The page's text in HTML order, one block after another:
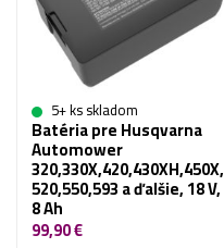
5+ ks skladom
Batéria pre Husqvarna
Automower
320,330X,420,430XH,450X,
520,550,593 a ďalšie, 18 V,
8 Ah
99,90 €